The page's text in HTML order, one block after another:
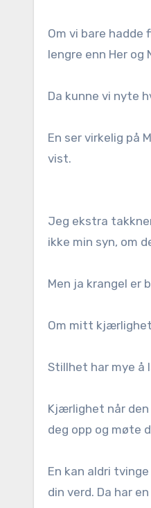
Om vi bare
lengre enn Her og
Da kunne vi nyte
En ser virkelig på
vist.
Jeg ekstra
ikke min syn, om
Men ja krangel er
Om mitt
Stillhet har mye å
Kjærlighet når den
deg opp og møte
En kan aldri
din verd. Da har